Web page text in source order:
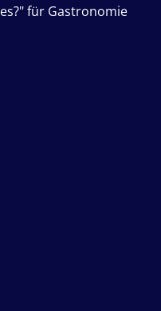
für Gastronomie